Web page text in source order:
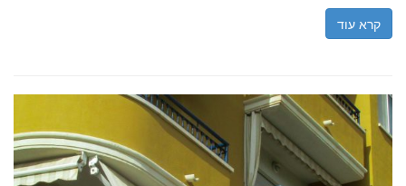
קרא עוד